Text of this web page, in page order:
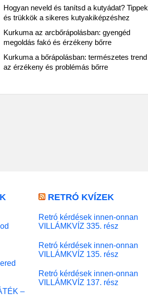
Hogyan neveld és tanítsd a kutyádat? Tippek
és trükkök a sikeres kutyakiképzéshez
Kurkuma az arcbőrápolásban: gyengéd
megoldás fakó és érzékeny bőrre
Kurkuma a bőrápolásban: természetes trend
az érzékeny és problémás bőrre
–
RETRÓ KVÍZEK
Retró kérdések innen-onnan
VILLÁMKVÍZ 335. rész
Retró kérdések innen-onnan
VILLÁMKVÍZ 135. rész
Retró kérdések innen-onnan
VILLÁMKVÍZ 137. rész